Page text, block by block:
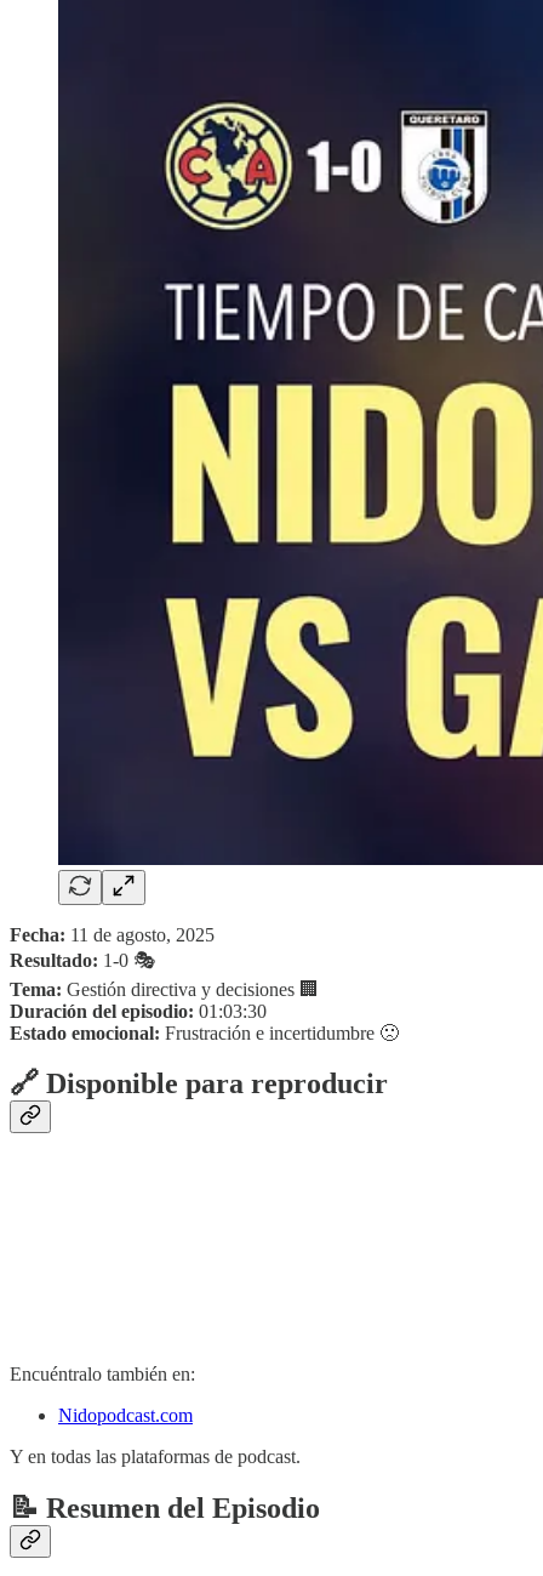
Fecha: 11 de agosto, 2025
Resultado: 1-0 🎭
Tema: Gestión directiva y decisiones 🏢
Duración del episodio: 01:03:30
Estado emocional: Frustración e incertidumbre 🙁
🔗 Disponible para reproducir
Encuéntralo también en:
Nidopodcast.com
Y en todas las plataformas de podcast.
📝 Resumen del Episodio